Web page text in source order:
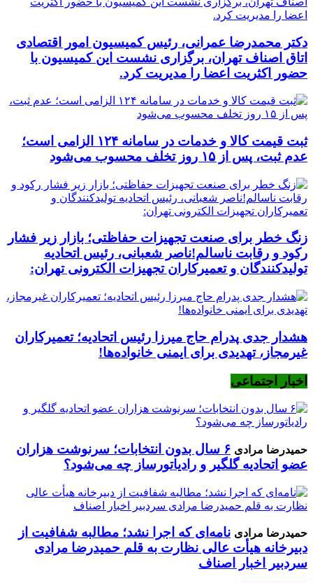
دکتر محمدرضا عمرانی، رئیس کمیسیون امور اقتصادی
اتاق اصناف تهران، برگزاری نشست این کمیسیون با
حضور اکثریت اعضا را مدیریت کرد.
ثبت قیمت کالا و خدمات در سامانه ۱۲۴ الزامی است؛
عدم ثبت، پس از ۱۵ روز تخلف محسوب می‌شود
زنگ خطر برای صنعت تجهیزات حفاظتی؛ بازار زیر فشار
رکود و رقابت ناسالم!ناصر شعبانی، رئیس اتحادیه
تولیدکنندگان و تعمیرکاران تجهیزات الکترونی تهران:
هشدار جدی پدرام حاج میرزا رئیس اتحادیه؛ تعمیرکاران
غیرمجاز، تهدیدی برای ایمنی خانواده‌ها!
اخبار اجتماعی
حمیدرضا مرادی
۶ سال بدون انتخابات؛ سرنوشت هزاران
عضو اتحادیه گلگیر و رادیاتورساز چه می‌شود؟
حمیدرضا مرادی نامه‌ای که اجرا نشد؛ مطالبه شفافیت از
دبیرخانه هیأت عالی نظارت به قلم حمیدرضا مرادی
سردبیر اخبار اصناف